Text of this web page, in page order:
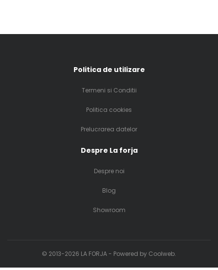
Politica de utilizare
Termeni si Conditii
Politica cookies
Prelucrarea datelor
Despre La forja
Despre noi
Blog
Showroom
© 2013-2026 LA FORJA - Powered by Coolweb.